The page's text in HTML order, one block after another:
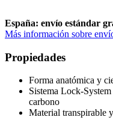
España: envío estándar
Más información sobre
Propiedades
Forma anatómica y
Sistema Lock-
carbono
Material transpirable